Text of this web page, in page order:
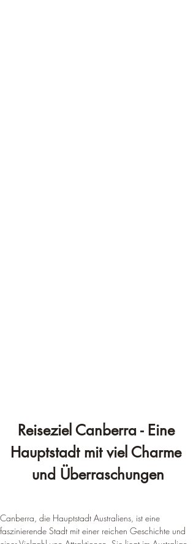
Reiseziel Canberra - Eine
Hauptstadt mit viel Charme
und Überraschungen
Canberra, die Hauptstadt Australiens, ist eine
faszinierende Stadt mit einer reichen Geschichte und